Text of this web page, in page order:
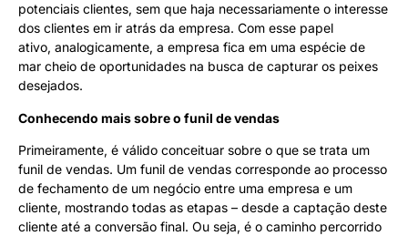
potenciais clientes, sem que haja necessariamente o interesse
dos clientes em ir atrás da empresa. Com esse papel
ativo, analogicamente, a empresa fica em uma espécie de
mar cheio de oportunidades na busca de capturar os peixes
desejados.
Conhecendo mais sobre o funil de vendas
Primeiramente, é válido conceituar sobre o que se trata um
funil de vendas. Um funil de vendas corresponde ao processo
de fechamento de um negócio entre uma empresa e um
cliente, mostrando todas as etapas – desde a captação deste
cliente até a conversão final. Ou seja, é o caminho percorrido